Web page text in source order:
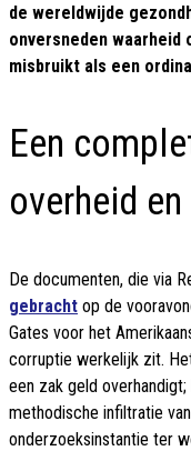
de wereldwijde
onversneden waarheid
misbruikt als een
Een
overheid
De documenten, die via
gebracht op de
Gates voor het
corruptie werkelijk zit.
een zak geld
methodische infiltratie
onderzoeksinstantie ter